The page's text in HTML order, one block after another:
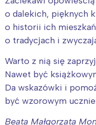
o dalekich, pięknych
o historii ich
o tradycjach i
Warto z nią się
Nawet być
Da wskazówki i
być wzorowym
Beata Małgorzata